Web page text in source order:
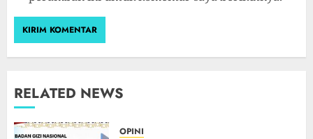
RELATED NEWS
OPINI